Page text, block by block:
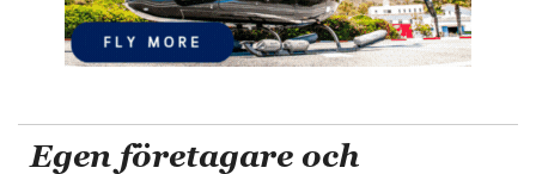
Egen företagare och